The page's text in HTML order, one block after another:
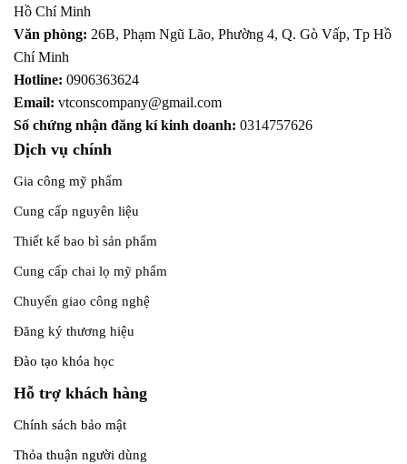
Hồ Chí Minh
Văn phòng: 26B, Phạm Ngũ Lão, Phường 4, Q. Gò Vấp, Tp Hồ
Chí Minh
Hotline: 0906363624
Email: vtconscompany@gmail.com
Số chứng nhận đăng kí kinh doanh: 0314757626
Dịch vụ chính
Gia công mỹ phẩm
Cung cấp nguyên liệu
Thiết kế bao bì sản phẩm
Cung cấp chai lọ mỹ phẩm
Chuyển giao công nghệ
Đăng ký thương hiệu
Đào tạo khóa học
Hỗ trợ khách hàng
Chính sách bảo mật
Thỏa thuận người dùng